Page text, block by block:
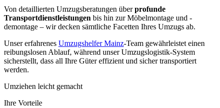
Von detaillierten Umzugsberatungen überprofunde
Transportdienstleistungen bis hin zur Möbelmontage und -
demontage – wir decken sämtliche Facetten Ihres Umzugs ab.
Unser erfahrenes Umzugshelfer Mainz-Team gewährleistet einen
reibungslosen Ablauf, während unser Umzugslogistik-System
sicherstellt, dass all Ihre Güter effizient und sicher transportiert
werden.
Umziehen leicht gemacht
Ihre Vorteile